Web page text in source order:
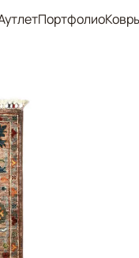
Портфолио